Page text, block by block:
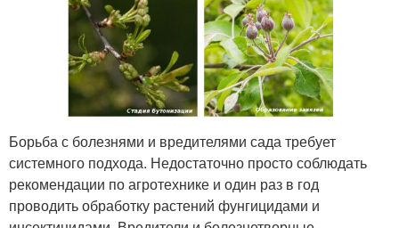
Борьба с болезнями и вредителями сада требует
системного подхода. Недостаточно просто соблюдать
рекомендации по агротехнике и один раз в год
проводить обработку растений фунгицидами и